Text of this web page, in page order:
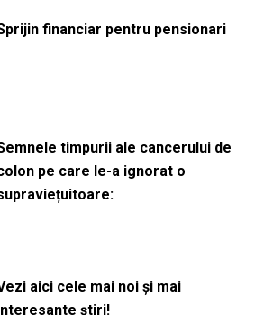
financiar pentru pensionari
timpurii ale cancerului de
pe care le-a ignorat o
aici cele mai noi și mai
știri!